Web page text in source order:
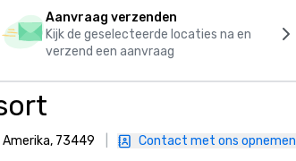
Aanvraag verzenden
Kijk de geselecteerde locaties na en
verzend een aanvraag
Amerika, 73449 Contact met ons opnemen